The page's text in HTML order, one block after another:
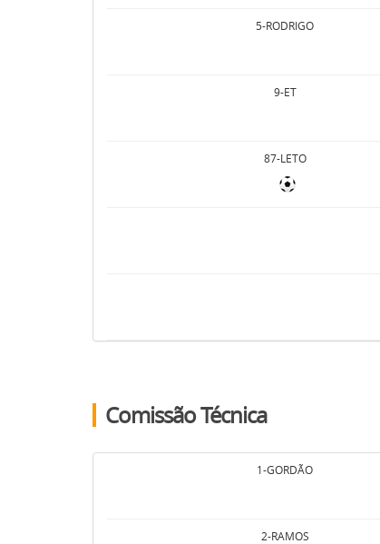
5-RODRIGO
9-ET
87-LETO
Comissão Técnica
1-GORDÃO
2-RAMOS